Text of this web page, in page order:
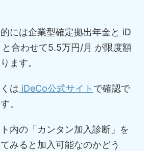
には企業型確定拠出年金と iD
と合わせて5.5万円/月 が限度額
ます。
は iDeCo公式サイト で確認で
。
内の「カンタン加入診断」を
みると加入可能なのかどう